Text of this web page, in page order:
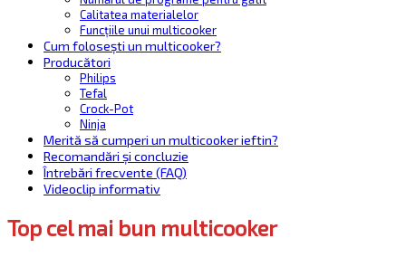
Calitatea materialelor
Funcțiile unui multicooker
Cum folosești un multicooker?
Producători
Philips
Tefal
Crock-Pot
Ninja
Merită să cumperi un multicooker ieftin?
Recomandări și concluzie
Întrebări frecvente (FAQ)
Videoclip informativ
Top cel mai bun multicooker